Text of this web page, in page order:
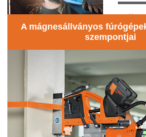
A mágnesállványos
szempontjai